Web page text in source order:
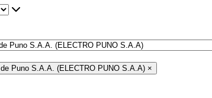
Puno S.A.A. (ELECTRO PUNO S.A.A) ×